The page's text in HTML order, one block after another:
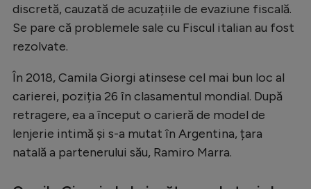
discretă, cauzată de acuzațiile de evaziune fiscală.
Se pare că problemele sale cu Fiscul italian au fost
rezolvate.
În 2018, Camila Giorgi atinsese cel mai bun loc al
carierei, poziția 26 în clasamentul mondial. După
retragere, ea a început o carieră de model de
lenjerie intimă și s-a mutat în Argentina, țara
natală a partenerului său, Ramiro Marra.